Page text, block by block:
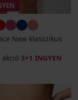
New klasszikus
akció 3+1 INGYEN